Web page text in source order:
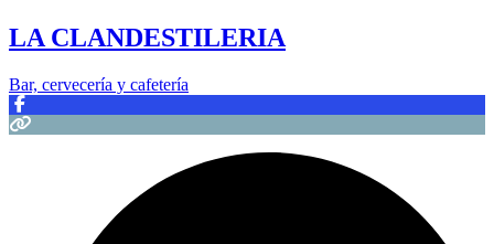
LA CLANDESTILERIA
Bar, cervecería y cafetería